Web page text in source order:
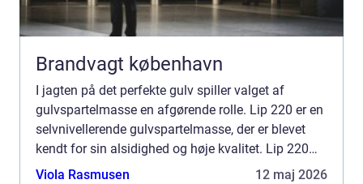
Brandvagt københavn
I jagten på det perfekte gulv spiller valget af
gulvspartelmasse en afgørende rolle. Lip 220 er en
selvnivellerende gulvspartelmasse, der er blevet
kendt for sin alsidighed og høje kvalitet. Lip 220
anvendes til alt fra opretning ...
Viola Rasmusen 12 maj 2026